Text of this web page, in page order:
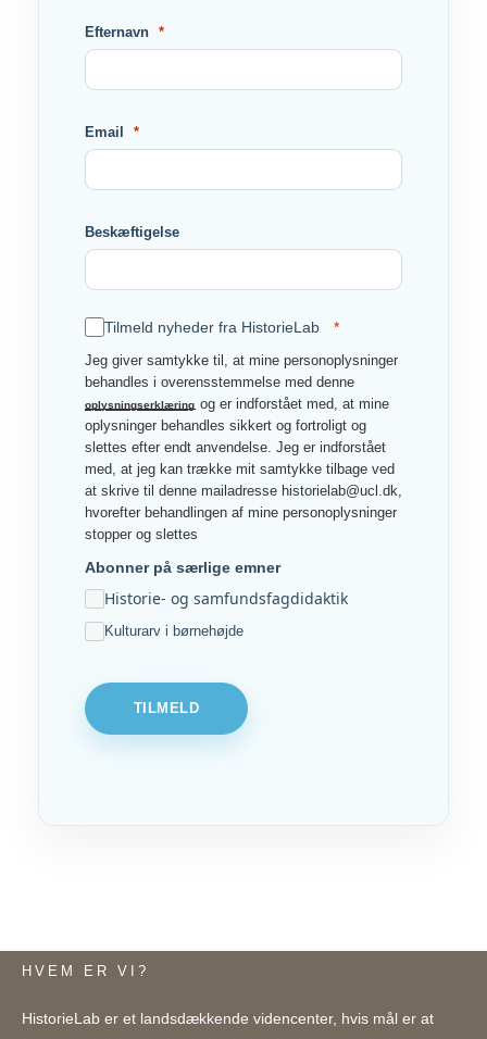
Efternavn
Email
Beskæftigelse
Tilmeld nyheder fra HistorieLab
Jeg giver samtykke til, at mine personoplysninger
behandles i overensstemmelse med denne
oplysningserklæring og er indforstået med, at mine
oplysninger behandles sikkert og fortroligt og
slettes efter endt anvendelse. Jeg er indforstået
med, at jeg kan trække mit samtykke tilbage ved
at skrive til denne mailadresse historielab@ucl.dk,
hvorefter behandlingen af mine personoplysninger
stopper og slettes
Abonner på særlige emner
Historie- og samfundsfagdidaktik
Kulturarv i børnehøjde
TILMELD
HVEM ER VI?
HistorieLab er et landsdækkende videncenter, hvis mål er at